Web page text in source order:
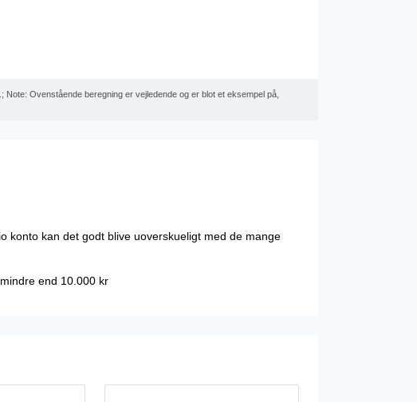
Ovenstående beregning er vejledende og er blot et eksempel på,
konto kan det godt blive uoverskueligt med de mange
end 10.000 kr